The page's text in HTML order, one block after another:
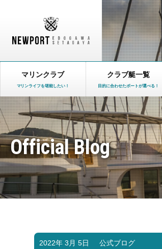
マリンクラブ
マリンライフを堪能したい！
クラブ艇一覧
目的に合わせたボートが選べる！
Official Blog
2022年 3月 5日 公式ブログ